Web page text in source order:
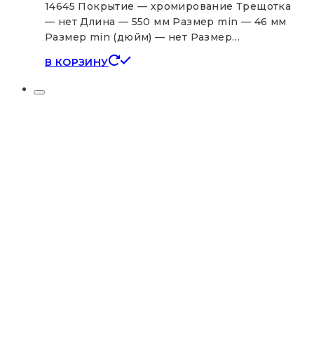
14645 Покрытие — хромирование Трещотка
— нет Длина — 550 мм Размер min — 46 мм
Размер min (дюйм) — нет Размер…
В КОРЗИНУ